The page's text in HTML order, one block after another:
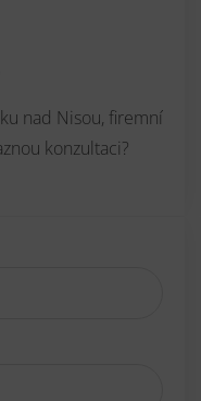
nad Nisou, firemní
konzultaci?